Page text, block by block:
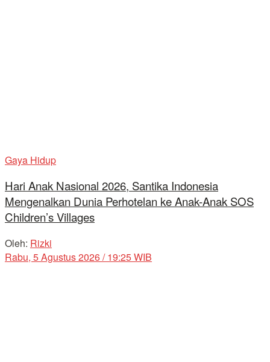
Gaya Hidup
Hari Anak Nasional 2026, Santika Indonesia
Mengenalkan Dunia Perhotelan ke Anak-Anak SOS
Children’s Villages
Oleh: Rizki
Rabu, 5 Agustus 2026 / 19:25 WIB